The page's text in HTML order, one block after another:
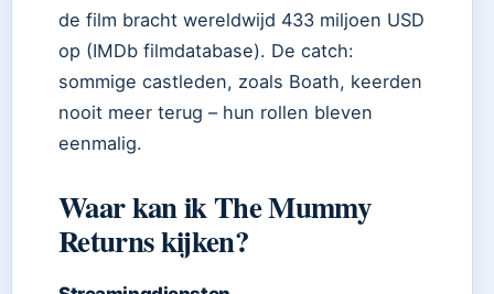
de film bracht wereldwijd 433 miljoen USD
op (IMDb filmdatabase). De catch:
sommige castleden, zoals Boath, keerden
nooit meer terug – hun rollen bleven
eenmalig.
Waar kan ik The Mummy
Returns kijken?